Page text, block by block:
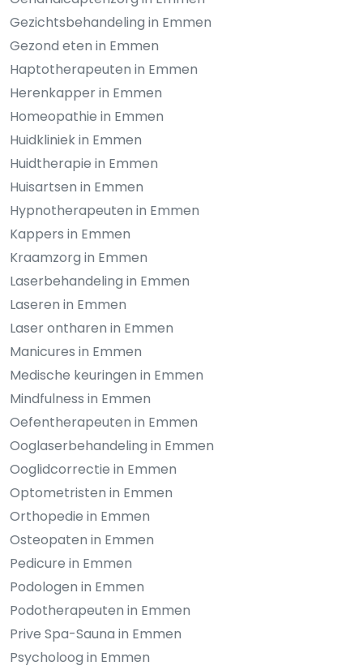
Gezichtsbehandeling in Emmen
Gezond eten in Emmen
Haptotherapeuten in Emmen
Herenkapper in Emmen
Homeopathie in Emmen
Huidkliniek in Emmen
Huidtherapie in Emmen
Huisartsen in Emmen
Hypnotherapeuten in Emmen
Kappers in Emmen
Kraamzorg in Emmen
Laserbehandeling in Emmen
Laseren in Emmen
Laser ontharen in Emmen
Manicures in Emmen
Medische keuringen in Emmen
Mindfulness in Emmen
Oefentherapeuten in Emmen
Ooglaserbehandeling in Emmen
Ooglidcorrectie in Emmen
Optometristen in Emmen
Orthopedie in Emmen
Osteopaten in Emmen
Pedicure in Emmen
Podologen in Emmen
Podotherapeuten in Emmen
Prive Spa-Sauna in Emmen
Psycholoog in Emmen